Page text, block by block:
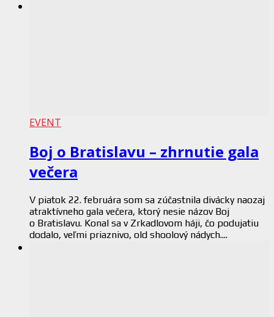
EVENT
Boj o Bratislavu – zhrnutie gala
večera
V piatok 22. februára som sa zúčastnila divácky naozaj
atraktívneho gala večera, ktorý nesie názov Boj
o Bratislavu. Konal sa v Zrkadlovom háji, čo podujatiu
dodalo, veľmi priaznivo, old shoolový nádych....